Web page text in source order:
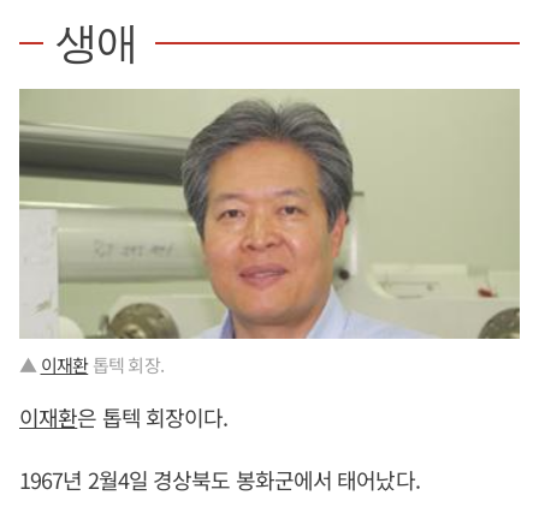
생애
▲ 이재환톱텍 회장.
이재환은 톱텍 회장이다.
1967년 2월4일 경상북도 봉화군에서 태어났다.